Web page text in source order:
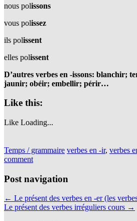
nous polissons
vous polissez
ils polissent
elles polissent
D’autres verbes en -issons: blanchir;
jaunir; obéir; embellir; périr…
Like this:
Like Loading...
Temps / grammaire verbes en -ir, verbes
comment
Post navigation
← Le présent des verbes en -er (les
Le présent des verbes irréguliers cours →